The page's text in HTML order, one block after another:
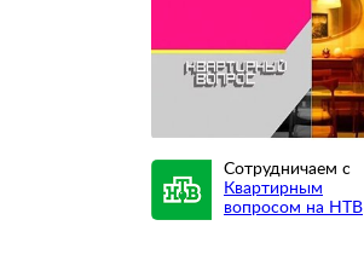
Сотрудничаем с
Квартирным
вопросом на НТВ